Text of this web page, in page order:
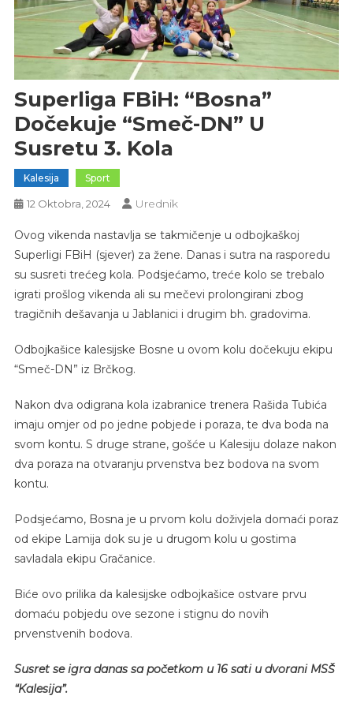
Superliga FBiH: “Bosna”
Dočekuje “Smeč-DN” U
Susretu 3. Kola
Kalesija Sport
12 Oktobra, 2024 Urednik
Ovog vikenda nastavlja se takmičenje u odbojkaškoj
Superligi FBiH (sjever) za žene. Danas i sutra na rasporedu
su susreti trećeg kola. Podsjećamo, treće kolo se trebalo
igrati prošlog vikenda ali su mečevi prolongirani zbog
tragičnih dešavanja u Jablanici i drugim bh. gradovima.
Odbojkašice kalesijske Bosne u ovom kolu dočekuju ekipu
“Smeč-DN” iz Brčkog.
Nakon dva odigrana kola izabranice trenera Rašida Tubića
imaju omjer od po jedne pobjede i poraza, te dva boda na
svom kontu. S druge strane, gošće u Kalesiju dolaze nakon
dva poraza na otvaranju prvenstva bez bodova na svom
kontu.
Podsjećamo, Bosna je u prvom kolu doživjela domaći poraz
od ekipe Lamija dok su je u drugom kolu u gostima
savladala ekipu Gračanice.
Biće ovo prilika da kalesijske odbojkašice ostvare prvu
domaću pobjedu ove sezone i stignu do novih
prvenstvenih bodova.
Susret se igra danas sa početkom u 16 sati u dvorani MSŠ
“Kalesija”.